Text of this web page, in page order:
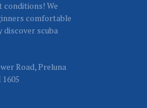
conditions! We
comfortable
discover scuba
Road, Preluna